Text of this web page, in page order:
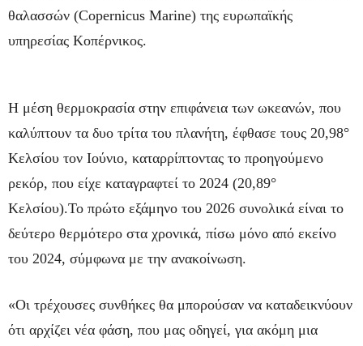
θαλασσών (Copernicus Marine) της ευρωπαϊκής
υπηρεσίας Κοπέρνικος.
Η μέση θερμοκρασία στην επιφάνεια των ωκεανών, που
καλύπτουν τα δυο τρίτα του πλανήτη, έφθασε τους 20,98°
Κελσίου τον Ιούνιο, καταρρίπτοντας το προηγούμενο
ρεκόρ, που είχε καταγραφτεί το 2024 (20,89°
Κελσίου).Το πρώτο εξάμηνο του 2026 συνολικά είναι το
δεύτερο θερμότερο στα χρονικά, πίσω μόνο από εκείνο
του 2024, σύμφωνα με την ανακοίνωση.
«Οι τρέχουσες συνθήκες θα μπορούσαν να καταδεικνύουν
ότι αρχίζει νέα φάση, που μας οδηγεί, για ακόμη μια